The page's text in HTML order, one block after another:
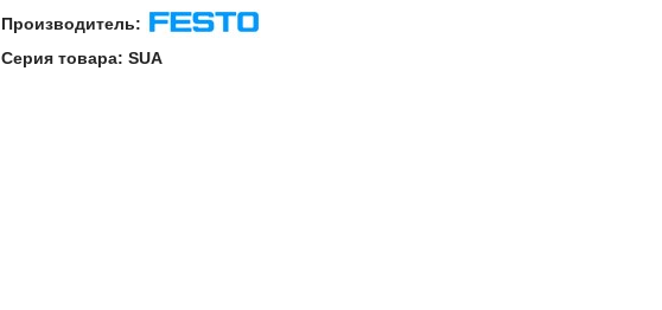
Производитель:
Festo
Серия товара: SUA